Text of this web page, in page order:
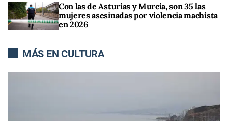
Con las de Asturias y Murcia, son 35 las
mujeres asesinadas por violencia machista
en 2026
MÁS EN CULTURA